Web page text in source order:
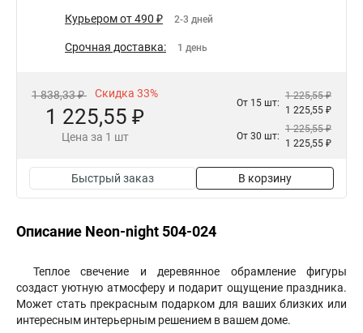
Курьером от 490 ₽ 2-3 дней
Срочная доставка: 1 день
1 838,33 ₽ Скидка 33%
1 225,55 ₽
Цена за 1 шт
От 15 шт:
1 225,55 ₽
1 225,55 ₽
От 30 шт:
1 225,55 ₽
1 225,55 ₽
Быстрый заказ В корзину
Описание Neon-night 504-024
Теплое свечение и деревянное обрамление фигуры
создаст уютную атмосферу и подарит ощущение праздника.
Может стать прекрасным подарком для ваших близких или
интересным интерьерным решением в вашем доме.